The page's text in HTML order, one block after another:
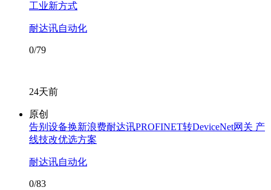
工业新方式
耐达讯自动化
0/79
24天前
原创
告别设备换新浪费耐达讯PROFINET转DeviceNet网关 产
线技改优选方案
耐达讯自动化
0/83